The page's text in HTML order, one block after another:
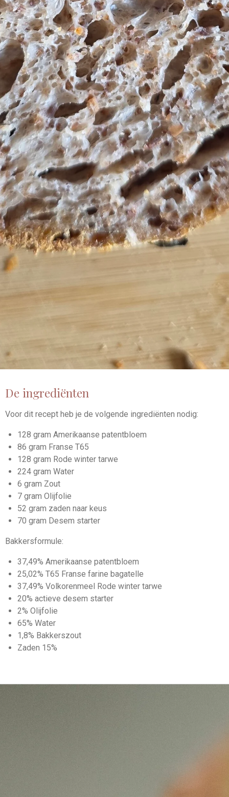
De ingrediënten
Voor dit recept heb je de volgende ingrediënten nodig:
128 gram Amerikaanse patentbloem
86 gram Franse T65
128 gram Rode winter tarwe
224 gram Water
6 gram Zout
7 gram Olijfolie
52 gram zaden naar keus
70 gram Desem starter
Bakkersformule:
37,49% Amerikaanse patentbloem
25,02% T65 Franse farine bagatelle
37,49% Volkorenmeel Rode winter tarwe
20% actieve desem starter
2% Olijfolie
65% Water
1,8% Bakkerszout
Zaden 15%